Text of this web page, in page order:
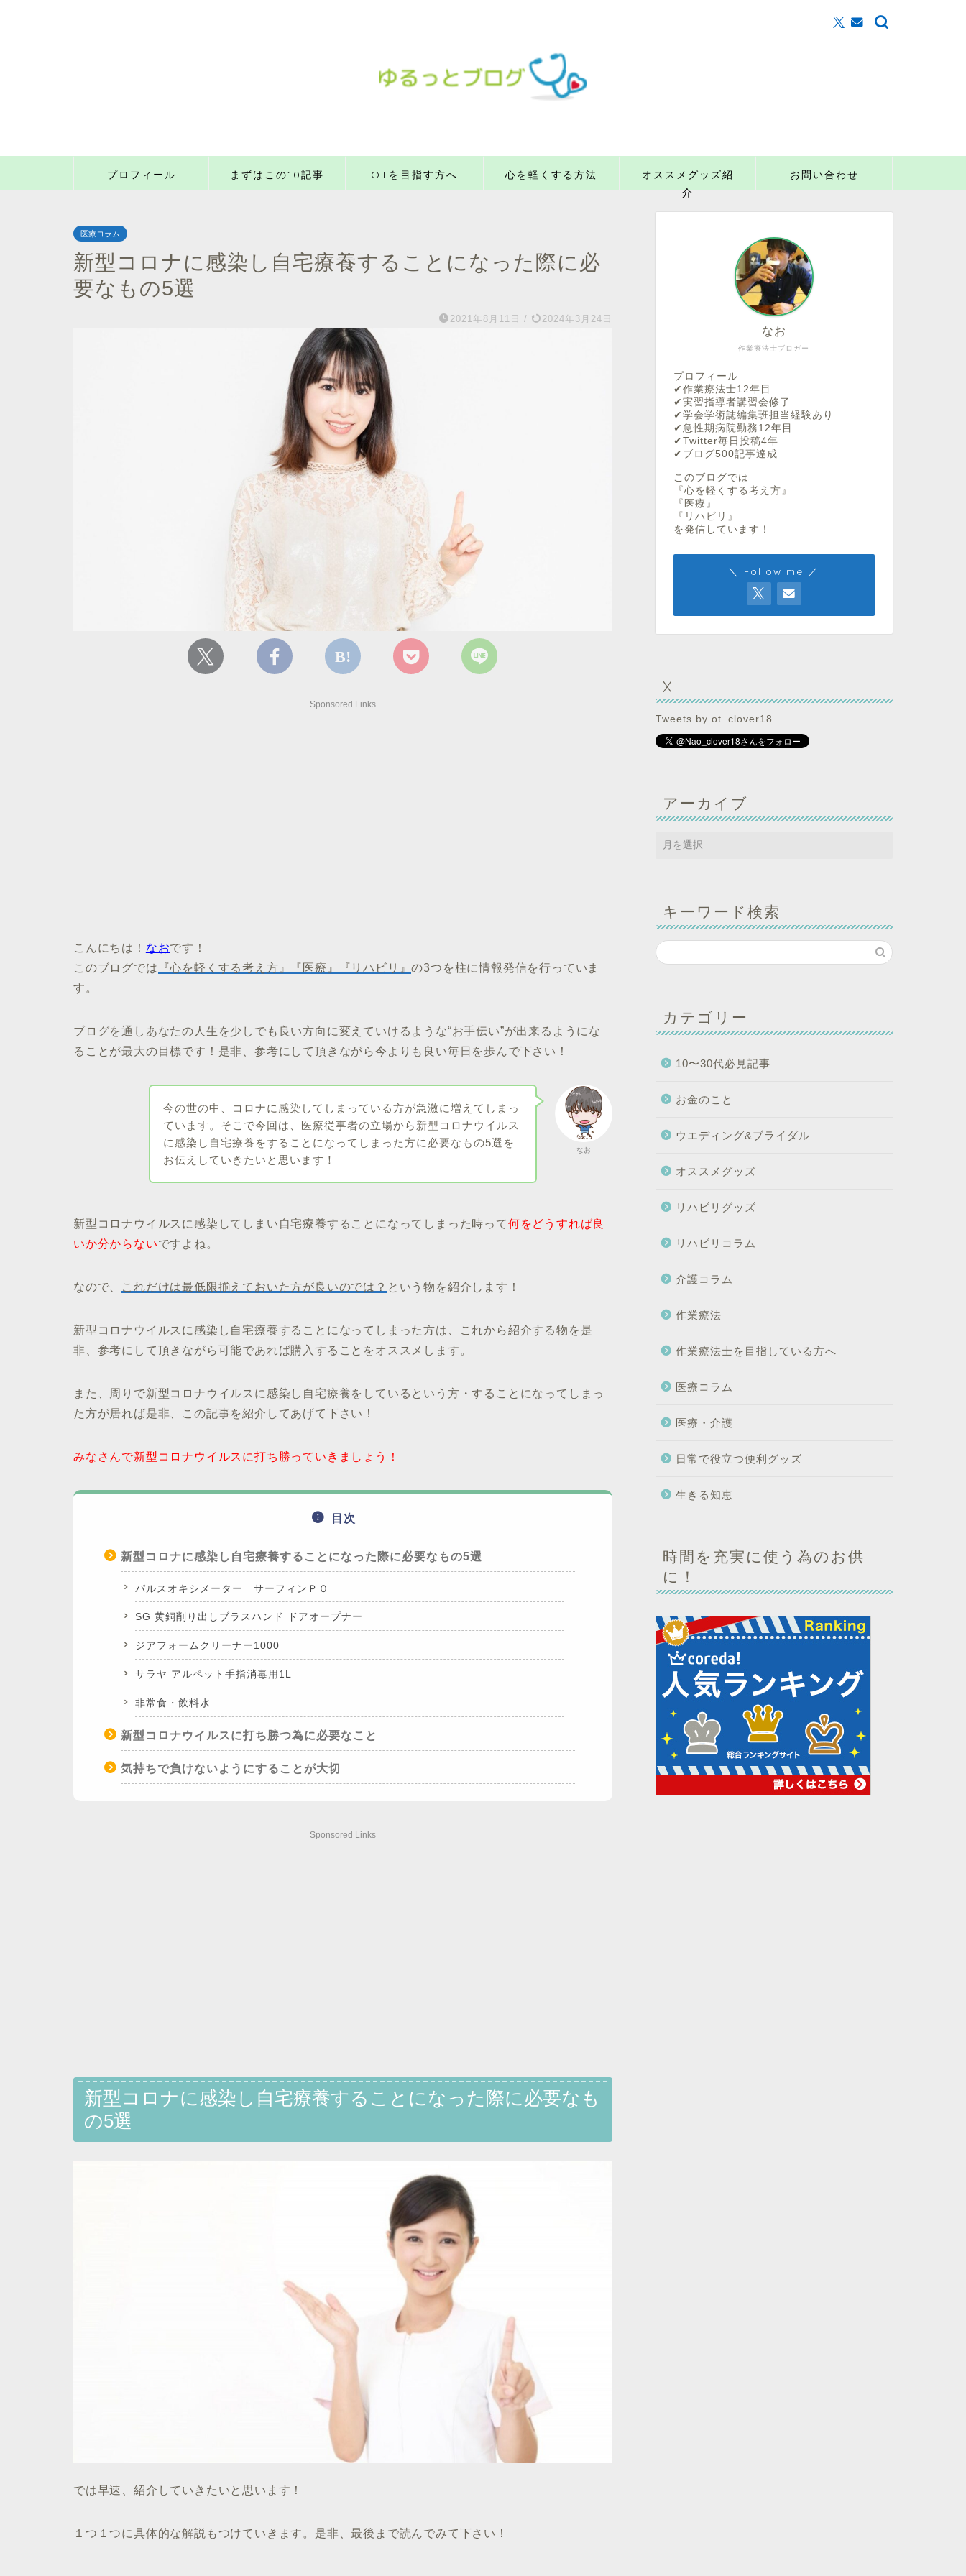
プロフィール まずはこの10記事 OTを目指す方へ 心を軽くする方法
オススメグッズ紹
介
お問い合わせ
医療コラム
新型コロナに感染し自宅療養することになった際に必
要なもの5選
2021年8月11日 / 2024年3月24日
Sponsored Links
こんにちは！ なおです！
このブログでは 『心を軽くする考え方』『医療』『リハビリ』の3つを柱に情報発信を行っていま
す。
ブログを通しあなたの人生を少しでも良い方向に変えていけるような“お手伝い”が出来るようにな
ることが最大の目標です！是非、参考にして頂きながら今よりも良い毎日を歩んで下さい！
なお
今の世の中、コロナに感染してしまっている方が急激に増えてしまっ
ています。そこで今回は、医療従事者の立場から新型コロナウイルス
に感染し自宅療養をすることになってしまった方に必要なもの5選を
お伝えしていきたいと思います！
新型コロナウイルスに感染してしまい自宅療養することになってしまった時って何をどうすれば良
いか分からないですよね。
なので、 これだけは最低限揃えておいた方が良いのでは？ という物を紹介します！
新型コロナウイルスに感染し自宅療養することになってしまった方は、これから紹介する物を是
非、参考にして頂きながら可能であれば購入することをオススメします。
また、周りで新型コロナウイルスに感染し自宅療養をしているという方・することになってしまっ
た方が居れば是非、この記事を紹介してあげて下さい！
みなさんで新型コロナウイルスに打ち勝っていきましょう！
目次
新型コロナに感染し自宅療養することになった際に必要なもの5選
パルスオキシメーター サーフィンＰＯ
SG 黄銅削り出しブラスハンド ドアオープナー
ジアフォームクリーナー1000
サラヤ アルペット手指消毒用1L
非常食・飲料水
新型コロナウイルスに打ち勝つ為に必要なこと
気持ちで負けないようにすることが大切
Sponsored Links
新型コロナに感染し自宅療養することになった際に必要なも
の5選
では早速、紹介していきたいと思います！
１つ１つに具体的な解説もつけていきます。是非、最後まで読んでみて下さい！
作業療法士ブロガー
なお
プロフィール
✔︎作業療法士12年目
✔︎実習指導者講習会修了
✔︎学会学術誌編集班担当経験あり
✔︎急性期病院勤務12年目
✔︎Twitter毎日投稿4年
✔︎ブログ500記事達成
このブログでは
『心を軽くする考え方』
『医療』
『リハビリ』
を発信しています！
＼ Follow me ／
X
Tweets by ot_clover18
アーカイブ
キーワード検索
カテゴリー
10〜30代必見記事
お金のこと
ウエディング&ブライダル
オススメグッズ
リハビリグッズ
リハビリコラム
介護コラム
作業療法
作業療法士を目指している方へ
医療コラム
医療・介護
日常で役立つ便利グッズ
生きる知恵
時間を充実に使う為のお供
に！